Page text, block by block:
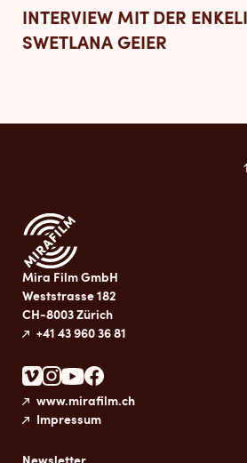
INTERVIEW MIT DER
SWETLANA GEIER
Mira Film GmbH
Weststrasse 182
CH-8003 Zürich
+41 43 960 36 81
www.mirafilm.ch
Impressum